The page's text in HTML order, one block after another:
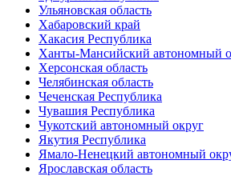
Ульяновская область
Хабаровский край
Хакасия Республика
Ханты-Мансийский автономный
Херсонская область
Челябинская область
Чеченская Республика
Чувашия Республика
Чукотский автономный округ
Якутия Республика
Ямало-Ненецкий автономный
Ярославская область